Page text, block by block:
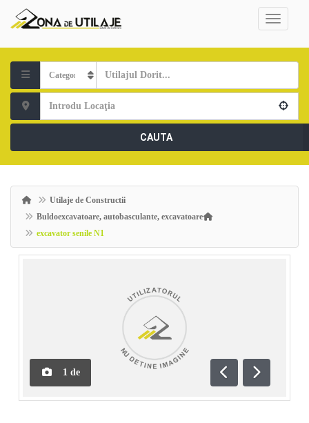
CAUTA
Utilaje de Constructii
Buldoexcavatoare, autobasculante, excavatoare
excavator senile N1
1 de
Anterioară